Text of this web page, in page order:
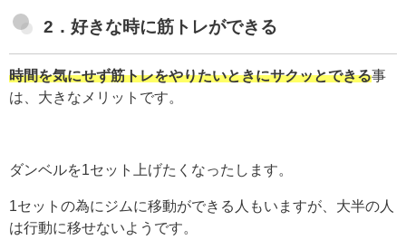
2．好きな時に筋トレができる
時間を気にせず筋トレをやりたいときにサクッとできる事
は、大きなメリットです。
ダンベルを1セット上げたくなったします。
1セットの為にジムに移動ができる人もいますが、大半の人
は行動に移せないようです。